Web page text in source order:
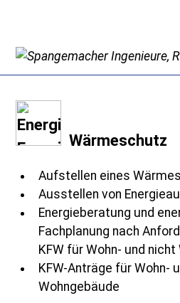
Wärmeschutz
Aufstellen eines
Ausstellen von
Energieberatung und
Fachplanung nach
KFW für Wohn- und
KFW-Anträge für Wohn-
Wohngebäude